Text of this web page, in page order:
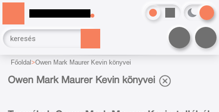
Főoldal Owen Mark Maurer Kevin könyvei
Owen Mark Maurer Kevin könyvei